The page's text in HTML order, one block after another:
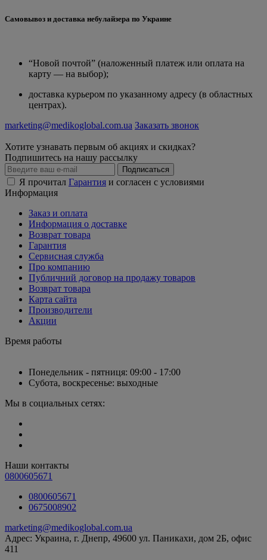
Самовывоз и доставка небулайзера по Украине
“Новой почтой” (наложенный платеж или оплата на
карту — на выбор);
доставка курьером по указанному адресу (в областных
центрах).
marketing@medikoglobal.com.ua Заказать звонок
Хотите узнавать первым об акциях и скидках?
Подпишитесь на нашу рассылку
Подписаться
Я прочитал Гарантия и согласен с условиями
Информация
Заказ и оплата
Информация о доставке
Возврат товара
Гарантия
Сервисная служба
Про компанию
Публичний договор на продажу товаров
Возврат товара
Карта сайта
Производители
Акции
Время работы
Понедельник - пятниця: 09:00 - 17:00
Субота, воскресенье: выходные
Мы в социальных сетях:
Наши контакты
0800605671
0800605671
0675008902
marketing@medikoglobal.com.ua
Адрес: Украина, г. Днепр, 49600 ул. Паникахи, дом 2Б, офис
411